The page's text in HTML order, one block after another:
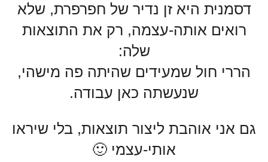
דסמנית היא זן נדיר של חפרפרת, שלא
רואים אותה-עצמה, רק את התוצאות
שלה:
הררי חול שמעידים שהיתה פה מישהי,
שנעשתה כאן עבודה.
גם אני אוהבת ליצור תוצאות, בלי שיראו
אותי-עצמי 🙂